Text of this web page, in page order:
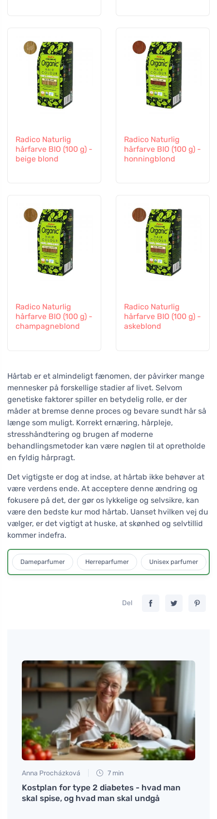
Radico Naturlig
hårfarve BIO (100 g) -
beige blond
Radico Naturlig
hårfarve BIO (100 g) -
honningblond
Radico Naturlig
hårfarve BIO (100 g) -
champagneblond
Radico Naturlig
hårfarve BIO (100 g) -
askeblond
Hårtab er et almindeligt fænomen, der påvirker mange
mennesker på forskellige stadier af livet. Selvom
genetiske faktorer spiller en betydelig rolle, er der
måder at bremse denne proces og bevare sundt hår så
længe som muligt. Korrekt ernæring, hårpleje,
stresshåndtering og brugen af moderne
behandlingsmetoder kan være nøglen til at opretholde
en fyldig hårpragt.
Det vigtigste er dog at indse, at hårtab ikke behøver at
være verdens ende. At acceptere denne ændring og
fokusere på det, der gør os lykkelige og selvsikre, kan
være den bedste kur mod hårtab. Uanset hvilken vej du
vælger, er det vigtigt at huske, at skønhed og selvtillid
kommer indefra.
Dameparfumer Herreparfumer Unisex parfumer
Del
Anna Procházková 7 min
Kostplan for type 2 diabetes - hvad man
skal spise, og hvad man skal undgå